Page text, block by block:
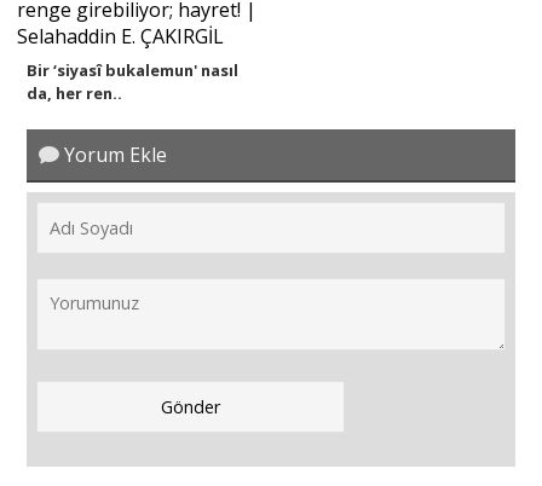
Bir ‘siyasî bukalemun' nasıl
da, her ren..
Yorum Ekle